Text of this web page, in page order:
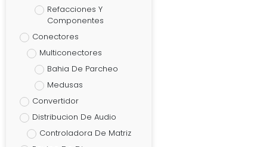
Refacciones Y
Componentes
Conectores
Multiconectores
Bahia De Parcheo
Medusas
Convertidor
Distribucion De Audio
Controladora De Matriz